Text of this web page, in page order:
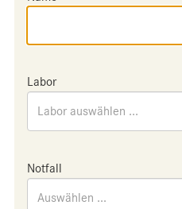
Labor
Labor auswählen ...
Notfall
Auswählen ...